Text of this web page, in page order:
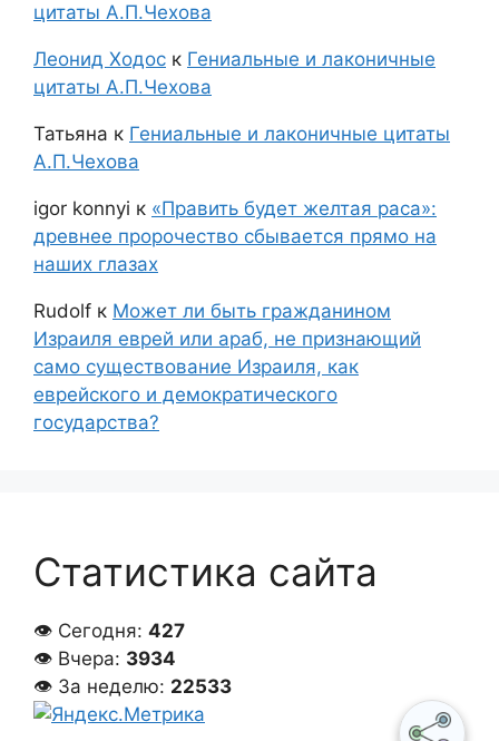
цитаты А.П.Чехова
Леонид Ходос к Гениальные и лаконичные
цитаты А.П.Чехова
Татьяна к Гениальные и лаконичные цитаты
А.П.Чехова
igor konnyi к «Править будет желтая раса»:
древнее пророчество сбывается прямо на
наших глазах
Rudolf к Может ли быть гражданином
Израиля еврей или араб, не признающий
само существование Израиля, как
еврейского и демократического
государства?
Статистика сайта
👁 Сегодня: 427
👁 Вчера: 3934
👁 За неделю: 22533